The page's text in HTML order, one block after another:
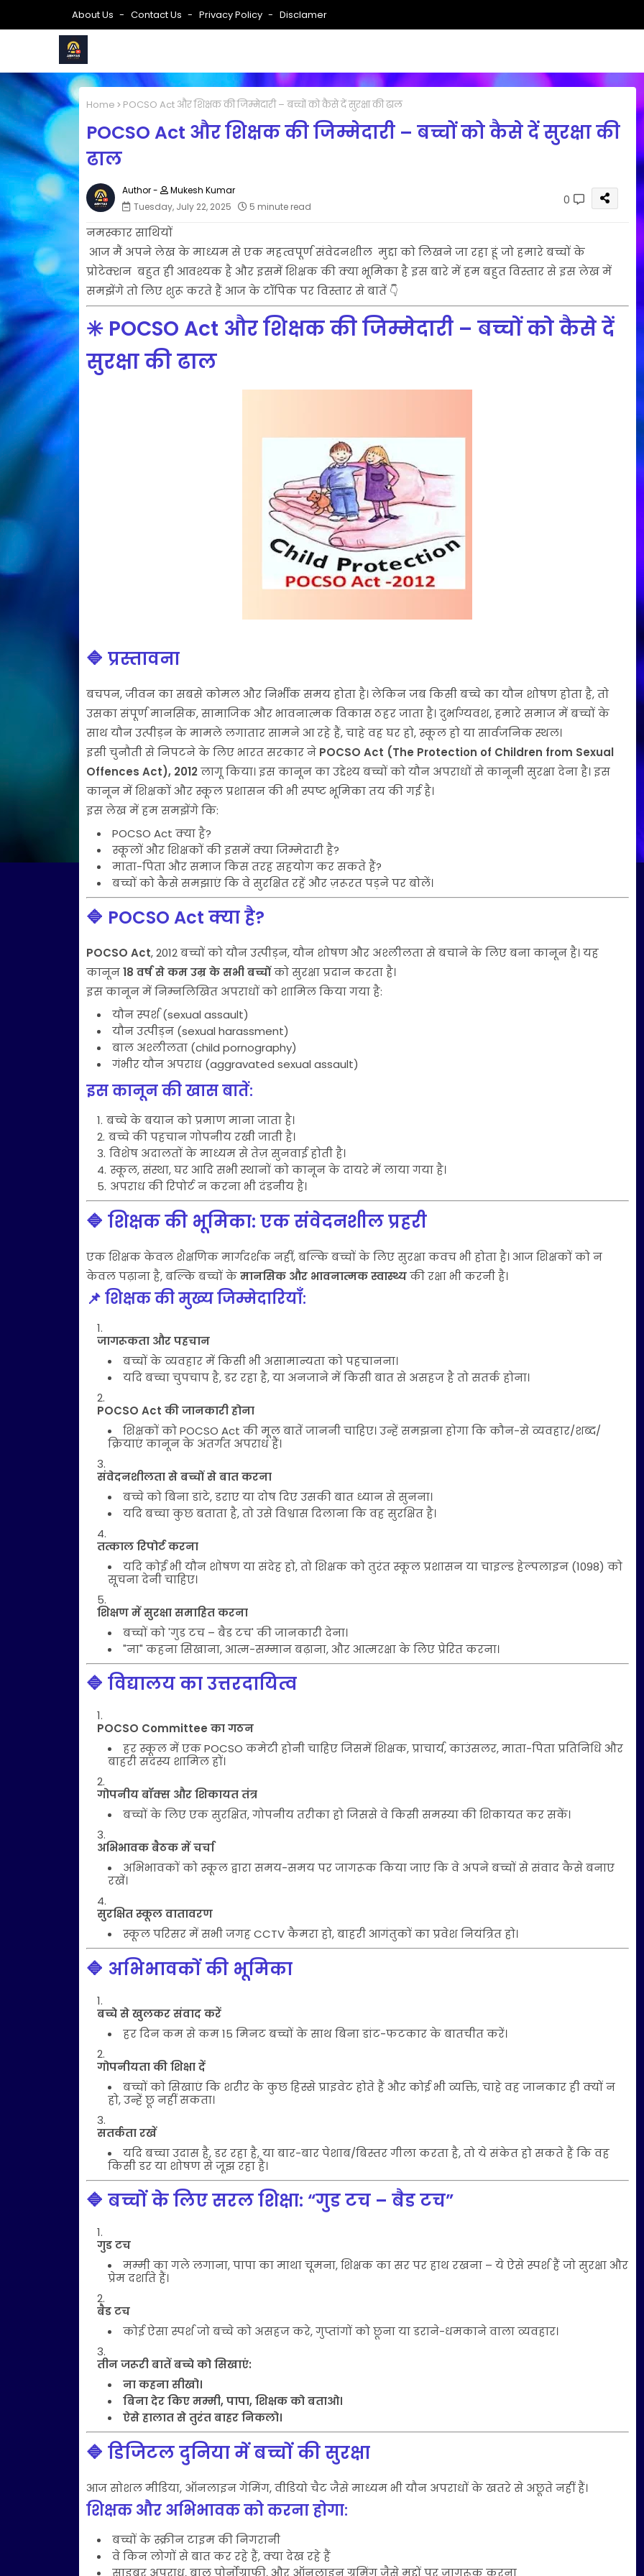
About Us Contact Us Privacy Policy Disclamer
Home POCSO Act और शिक्षक की जिम्मेदारी – बच्चों को कैसे दें सुरक्षा की ढाल
POCSO Act और शिक्षक की जिम्मेदारी – बच्चों को कैसे दें सुरक्षा की
ढाल
Mukesh Kumar
Tuesday, July 22, 2025
5 minute read 0
नमस्कार साथियों
आज मैं अपने लेख के माध्यम से एक महत्वपूर्ण संवेदनशील मुद्दा को लिखने जा रहा हूं जो हमारे बच्चों के
प्रोटेक्शन बहुत ही आवश्यक है और इसमें शिक्षक की क्या भूमिका है इस बारे में हम बहुत विस्तार से इस लेख में
समझेंगे तो लिए शुरू करते हैं आज के टॉपिक पर विस्तार से बातें 👇
✳️ POCSO Act और शिक्षक की जिम्मेदारी – बच्चों को कैसे दें
सुरक्षा की ढाल
🔷 प्रस्तावना
बचपन, जीवन का सबसे कोमल और निर्भीक समय होता है। लेकिन जब किसी बच्चे का यौन शोषण होता है, तो
उसका संपूर्ण मानसिक, सामाजिक और भावनात्मक विकास ठहर जाता है। दुर्भाग्यवश, हमारे समाज में बच्चों के
साथ यौन उत्पीड़न के मामले लगातार सामने आ रहे हैं, चाहे वह घर हो, स्कूल हो या सार्वजनिक स्थल।
इसी चुनौती से निपटने के लिए भारत सरकार ने POCSO Act (The Protection of Children from Sexual
Offences Act), 2012लागू किया। इस कानून का उद्देश्य बच्चों को यौन अपराधों से कानूनी सुरक्षा देना है। इस
कानून में शिक्षकों और स्कूल प्रशासन की भी स्पष्ट भूमिका तय की गई है।
इस लेख में हम समझेंगे कि:
POCSO Act क्या है?
स्कूलों और शिक्षकों की इसमें क्या जिम्मेदारी है?
माता-पिता और समाज किस तरह सहयोग कर सकते हैं?
बच्चों को कैसे समझाएं कि वे सुरक्षित रहें और ज़रूरत पड़ने पर बोलें।
🔷 POCSO Act क्या है?
POCSO Act, 2012 बच्चों को यौन उत्पीड़न, यौन शोषण और अश्लीलता से बचाने के लिए बना कानून है। यह
कानून18 वर्ष से कम उम्र के सभी बच्चोंको सुरक्षा प्रदान करता है।
इस कानून में निम्नलिखित अपराधों को शामिल किया गया है:
यौन स्पर्श (sexual assault)
यौन उत्पीड़न (sexual harassment)
बाल अश्लीलता (child pornography)
गंभीर यौन अपराध (aggravated sexual assault)
इस कानून की खास बातें:
बच्चे के बयान को प्रमाण माना जाता है।
बच्चे की पहचान गोपनीय रखी जाती है।
विशेष अदालतों के माध्यम से तेज़ सुनवाई होती है।
स्कूल, संस्था, घर आदि सभी स्थानों को कानून के दायरे में लाया गया है।
अपराध की रिपोर्ट न करना भी दंडनीय है।
🔷 शिक्षक की भूमिका: एक संवेदनशील प्रहरी
एक शिक्षक केवल शैक्षणिक मार्गदर्शक नहीं, बल्कि बच्चों के लिए सुरक्षा कवच भी होता है। आज शिक्षकों को न
केवल पढ़ाना है, बल्कि बच्चों केमानसिक और भावनात्मक स्वास्थ्यकी रक्षा भी करनी है।
📌 शिक्षक की मुख्य जिम्मेदारियाँ:
जागरूकता और पहचान
बच्चों के व्यवहार में किसी भी असामान्यता को पहचानना।
यदि बच्चा चुपचाप है, डर रहा है, या अनजाने में किसी बात से असहज है तो सतर्क होना।
POCSO Act की जानकारी होना
शिक्षकों को POCSO Act की मूल बातें जाननी चाहिए। उन्हें समझना होगा कि कौन-से व्यवहार/शब्द/
क्रियाएं कानून के अंतर्गत अपराध हैं।
संवेदनशीलता से बच्चों से बात करना
बच्चे को बिना डांटे, डराए या दोष दिए उसकी बात ध्यान से सुनना।
यदि बच्चा कुछ बताता है, तो उसे विश्वास दिलाना कि वह सुरक्षित है।
तत्काल रिपोर्ट करना
यदि कोई भी यौन शोषण या संदेह हो, तो शिक्षक को तुरंत स्कूल प्रशासन या चाइल्ड हेल्पलाइन (1098) को
सूचना देनी चाहिए।
शिक्षण में सुरक्षा समाहित करना
बच्चों को 'गुड टच – बैड टच' की जानकारी देना।
"ना" कहना सिखाना, आत्म-सम्मान बढ़ाना, और आत्मरक्षा के लिए प्रेरित करना।
🔷 विद्यालय का उत्तरदायित्व
POCSO Committee का गठन
हर स्कूल में एक POCSO कमेटी होनी चाहिए जिसमें शिक्षक, प्राचार्य, काउंसलर, माता-पिता प्रतिनिधि और
बाहरी सदस्य शामिल हों।
गोपनीय बॉक्स और शिकायत तंत्र
बच्चों के लिए एक सुरक्षित, गोपनीय तरीका हो जिससे वे किसी समस्या की शिकायत कर सकें।
अभिभावक बैठक में चर्चा
अभिभावकों को स्कूल द्वारा समय-समय पर जागरूक किया जाए कि वे अपने बच्चों से संवाद कैसे बनाए
रखें।
सुरक्षित स्कूल वातावरण
स्कूल परिसर में सभी जगह CCTV कैमरा हो, बाहरी आगंतुकों का प्रवेश नियंत्रित हो।
🔷 अभिभावकों की भूमिका
बच्चे से खुलकर संवाद करें
हर दिन कम से कम 15 मिनट बच्चों के साथ बिना डांट-फटकार के बातचीत करें।
गोपनीयता की शिक्षा दें
बच्चों को सिखाएं कि शरीर के कुछ हिस्से प्राइवेट होते हैं और कोई भी व्यक्ति, चाहे वह जानकार ही क्यों न
हो, उन्हें छू नहीं सकता।
सतर्कता रखें
यदि बच्चा उदास है, डर रहा है, या बार-बार पेशाब/बिस्तर गीला करता है, तो ये संकेत हो सकते हैं कि वह
किसी डर या शोषण से जूझ रहा है।
🔷 बच्चों के लिए सरल शिक्षा: “गुड टच – बैड टच”
गुड टच
मम्मी का गले लगाना, पापा का माथा चूमना, शिक्षक का सर पर हाथ रखना – ये ऐसे स्पर्श हैं जो सुरक्षा और
प्रेम दर्शाते हैं।
बैड टच
कोई ऐसा स्पर्श जो बच्चे को असहज करे, गुप्तांगों को छूना या डराने-धमकाने वाला व्यवहार।
तीन जरूरी बातें बच्चे को सिखाएं:
ना कहना सीखो।
बिना देर किए मम्मी, पापा, शिक्षक को बताओ।
ऐसे हालात से तुरंत बाहर निकलो।
🔷 डिजिटल दुनिया में बच्चों की सुरक्षा
आज सोशल मीडिया, ऑनलाइन गेमिंग, वीडियो चैट जैसे माध्यम भी यौन अपराधों के खतरे से अछूते नहीं हैं।
शिक्षक और अभिभावक को करना होगा:
बच्चों के स्क्रीन टाइम की निगरानी
वे किन लोगों से बात कर रहे हैं, क्या देख रहे हैं
साइबर अपराध, बाल पोर्नोग्राफी, और ऑनलाइन ग्रूमिंग जैसे मुद्दों पर जागरूक करना